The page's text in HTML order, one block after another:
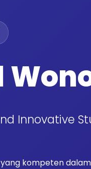
Innovative
kompeten